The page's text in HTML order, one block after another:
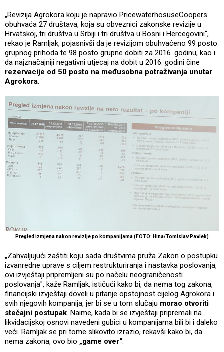
„Revizija Agrokora koju je napravio PricewaterhosuseCoopers
obuhvaća 27 društava, koja su obveznici zakonske revizije u
Hrvatskoj, tri društva u Srbiji i tri društva u Bosni i Hercegovini“,
rekao je Ramljak, pojasnivši da je revizijom obuhvaćeno 99 posto
grupnog prihoda te 98 posto grupne dobiti za 2016. godinu, kao i
da najznačajniji negativni utjecaj na dobit u 2016. godini čine
rezervacije od 50 posto na međusobna potraživanja unutar
Agrokora.
Pregled izmjena nakon revizije po kompanijama (FOTO: Hina/Tomislav Pavlek)
„Zahvaljujući zaštiti koju sada društvima pruža Zakon o postupku
izvanredne uprave s ciljem restrukturiranja i nastavka poslovanja,
ovi izvještaji pripremljeni su po načelu neograničenosti
poslovanja", kaže Ramljak, ističući kako bi, da nema tog zakona,
financijski izvještaji doveli u pitanje opstojnost cijelog Agrokora i
svih njegovih kompanija, jer bi se u tom slučaju morao otvoriti
stečajni postupak. Naime, kada bi se izvještaji pripremali na
likvidacijskoj osnovi navedeni gubici u kompanijama bili bi i daleko
veći. Ramljak se pri tome slikovito izrazio, rekavši kako bi, da
nema zakona, ovo bio „game over“.